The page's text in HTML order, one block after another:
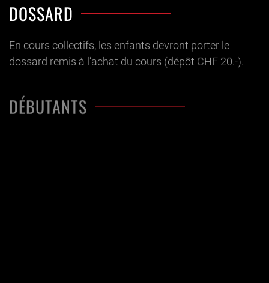
DOSSARD
En cours collectifs, les enfants devront porter le
dossard remis à l’achat du cours (dépôt CHF 20.-).
DÉBUTANTS